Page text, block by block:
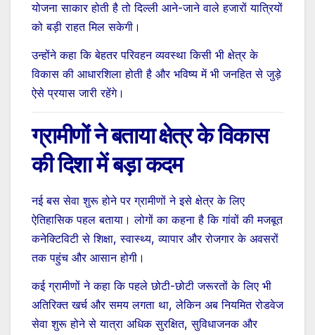
योजना साकार होती है तो दिल्ली आने-जाने वाले हजारों यात्रियों
को बड़ी राहत मिल सकेगी।
उन्होंने कहा कि बेहतर परिवहन व्यवस्था किसी भी क्षेत्र के
विकास की आधारशिला होती है और भविष्य में भी जनहित से जुड़े
ऐसे प्रयास जारी रहेंगे।
ग्रामीणों ने बताया क्षेत्र के विकास
की दिशा में बड़ा कदम
नई बस सेवा शुरू होने पर ग्रामीणों ने इसे क्षेत्र के लिए
ऐतिहासिक पहल बताया। लोगों का कहना है कि गांवों की मजबूत
कनेक्टिविटी से शिक्षा, स्वास्थ्य, व्यापार और रोजगार के अवसरों
तक पहुंच और आसान होगी।
कई ग्रामीणों ने कहा कि पहले छोटी-छोटी जरूरतों के लिए भी
अतिरिक्त खर्च और समय लगता था, लेकिन अब नियमित रोडवेज
सेवा शुरू होने से यात्रा अधिक सुरक्षित, सुविधाजनक और